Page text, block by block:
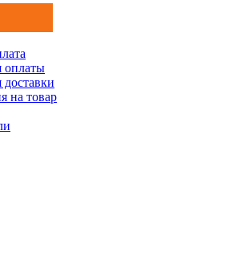
оплаты
доставки
на товар